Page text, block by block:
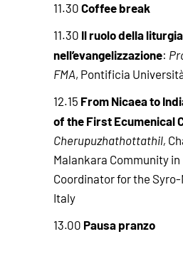
11.30Coffee break
11.30 Il ruolo della liturgia
nell’evangelizzazione:
FMA, Pontificia
12.15 From Nicaea to
of the First Ecumenical
Cherupuzhathottathil,
Malankara Community
Coordinator for the
Italy
13.00 Pausa pranzo